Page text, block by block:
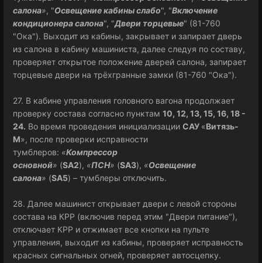
салона», "Освещение кабины слабо", "Включение
кондиционера салона", "Двери торцевые" (81-760
"Ока"). Выходит из кабины, закрывает и запирает дверь
из салона в кабину машиниста, далее следуя по составу,
проверяет открытое положение дверей салона, запирает
торцевые двери на трёхгранные замки (81-760 "Ока").
27. В кабине управления головного вагона продолжает
проверку состава согласно пунктам 10, 12, 13, 15, 16, 18 -
24. Во время проведения инициализации САУ «Витязь-
М», после проверки исправности
тумблеров: «Компрессор
основной» (SA2), «ПСН» (SA3), «Освещение
салона» (SA5) – тумблеры отключить.
28. Далее машинист открывает двери с левой стороны
состава на КРР (включив перед этим "Двери питание"),
отключает КРР и отжимает все кнопки на пульте
управления, выходит из кабины, проверяет исправность
красных сигнальных огней, проверяет автосцепку.